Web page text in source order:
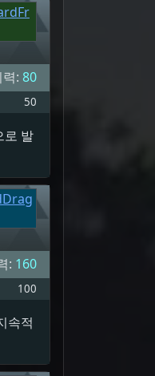
력: 80
50
로 발
: 160
100
속적